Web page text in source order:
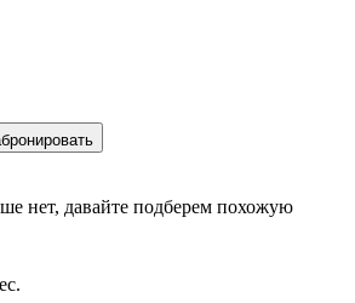
нет, давайте подберем похожую
.